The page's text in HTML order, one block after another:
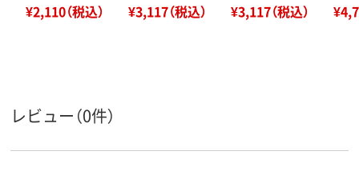
¥2,110（税込） ¥3,117（税込） ¥3,117（税込）
レビュー（0件）